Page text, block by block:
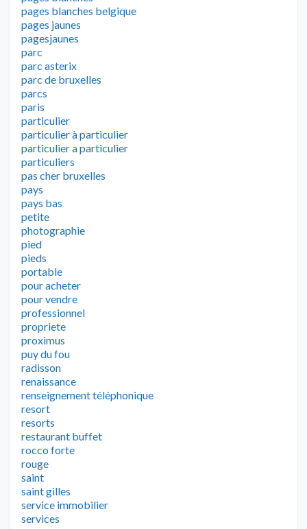
pages blanches belgique
pages jaunes
pagesjaunes
parc
parc asterix
parc de bruxelles
parcs
paris
particulier
particulier à particulier
particulier a particulier
particuliers
pas cher bruxelles
pays
pays bas
petite
photographie
pied
pieds
portable
pour acheter
pour vendre
professionnel
propriete
proximus
puy du fou
radisson
renaissance
renseignement téléphonique
resort
resorts
restaurant buffet
rocco forte
rouge
saint
saint gilles
service immobilier
services